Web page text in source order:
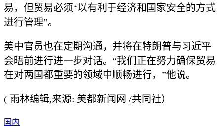
易，但贸易必须“以有利于经济和国家安全的方式
进行管理”。
美中官员也在定期沟通，并将在特朗普与习近平
会晤前进行进一步对话。“我们正在努力确保贸易
在对两国都重要的领域中顺畅进行，”他说。
( 雨林编辑,来源: 美都新闻网 /共同社）
国内